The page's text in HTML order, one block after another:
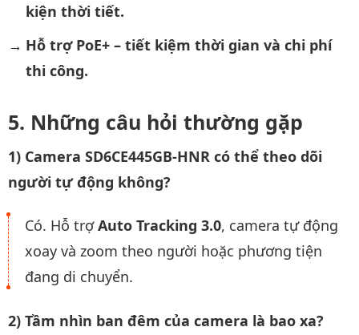
kiện thời tiết.
Hỗ trợ PoE+ – tiết kiệm thời gian và chi phí
thi công.
Những câu hỏi thường gặp
1) Camera SD6CE445GB-HNR có thể theo dõi
người tự động không?
Có. Hỗ trợAuto Tracking 3.0, camera tự động
xoay và zoom theo người hoặc phương tiện
đang di chuyển.
2) Tầm nhìn ban đêm của camera là bao xa?